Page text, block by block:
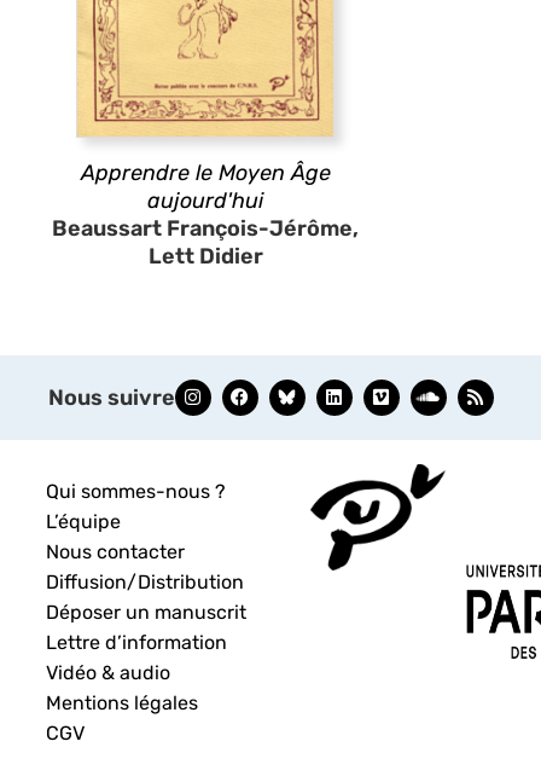
Apprendre le Moyen Âge
aujourd'hui
Beaussart François-Jérôme,
Lett Didier
Nous suivre
Qui sommes-nous ?
L’équipe
Nous contacter
Diffusion/Distribution
Déposer un manuscrit
Lettre d’information
Vidéo & audio
Mentions légales
CGV